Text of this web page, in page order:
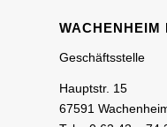
WACHENHEIM
Geschäftsstelle
Hauptstr. 15
67591